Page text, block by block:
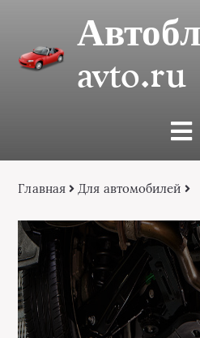
avto.ru
Главная Для автомобилей